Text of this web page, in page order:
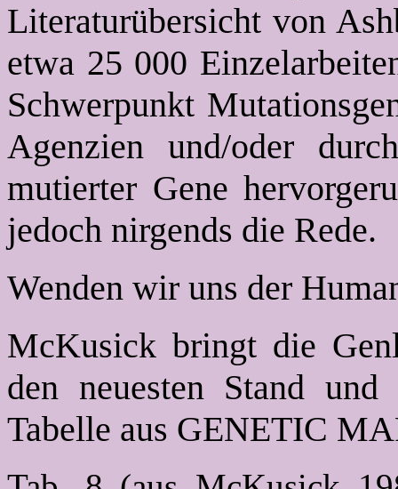
Literaturübersicht von
etwa 25 000
Schwerpunkt
Agenzien und/oder
mutierter Gene
jedoch nirgends die Rede.
Wenden wir uns der
McKusick bringt die
den neuesten Stand
Tabelle aus GENETIC